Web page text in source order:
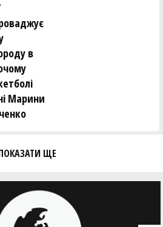
в
Марини
ЩЕ